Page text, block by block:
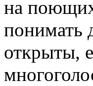
на
понимать
открыты,